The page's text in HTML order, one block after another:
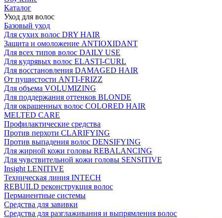
Каталог
Уход для волос
Базовый уход
Для сухих волос DRY HAIR
Защита и омоложение ANTIOXIDANT
Для всех типов волос DAILY USE
Для кудрявых волос ELASTI-CURL
Для восстановления DAMAGED HAIR
От пушистости ANTI-FRIZZ
Для объема VOLUMIZING
Для поддержания оттенков BLONDE
Для окрашенных волос COLORED HAIR
MELTED CARE
Профилактические средства
Против перхоти CLARIFYING
Против выпадения волос DENSIFYING
Для жирной кожи головы REBALANCING
Для чувствительной кожи головы SENSITIVE
Insight LENITIVE
Техническая линия INTECH
REBUILD реконструкция волос
Перманентные системы
Средства для завивки
Средства для разглаживания и выпрямления волос